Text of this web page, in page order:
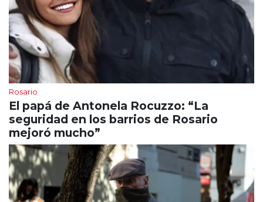
Rosario
El papá de Antonela Rocuzzo: “La
seguridad en los barrios de Rosario
mejoró mucho”